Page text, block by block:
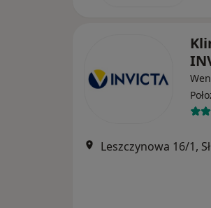
Leszczynowa 16/1,